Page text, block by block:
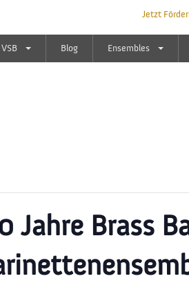
Jetzt
VSB Blog Ensembles
Jahre Brass